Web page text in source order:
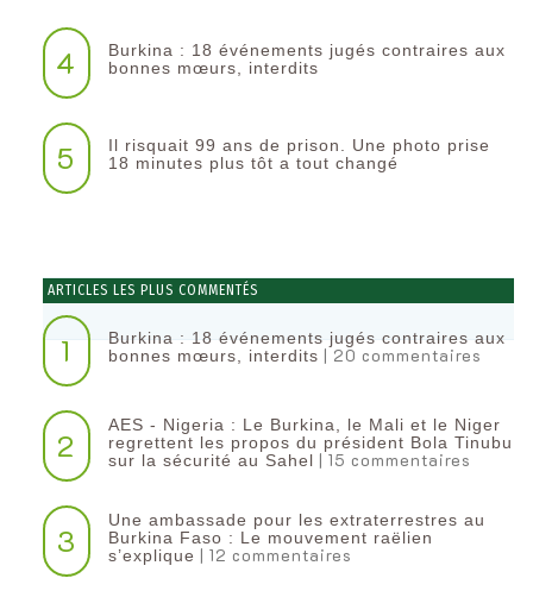
4
Burkina : 18 événements jugés contraires aux
bonnes mœurs, interdits
5
Il risquait 99 ans de prison. Une photo prise
18 minutes plus tôt a tout changé
ARTICLES LES PLUS COMMENTÉS
1
Burkina : 18 événements jugés contraires aux
bonnes mœurs, interdits | 20 commentaires
2
AES - Nigeria : Le Burkina, le Mali et le Niger
regrettent les propos du président Bola Tinubu
sur la sécurité au Sahel | 15 commentaires
3
Une ambassade pour les extraterrestres au
Burkina Faso : Le mouvement raëlien
s’explique | 12 commentaires